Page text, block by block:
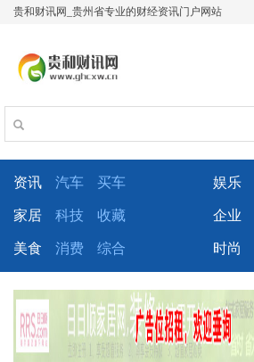
贵和财讯网_贵州省专业的财经资讯门户网站
资讯 汽车 买车 娱乐
家居 科技 收藏 企业
美食 消费 综合 时尚